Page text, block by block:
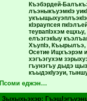
Къэбэрдей-
лъэныкъуэмкIэ
укъыщыхуэплъэкIэ
кIэраупсея
теувапIэхэм ещхьу,
елъэгэкIыу
ХъупIэ, Къырылъэ,
Осетие Ищхъэрэм
хэгъэгухэм
гъунэгъу дыдэ
къыдэкIуэуи,
Псоми еджэн…
Зыхыхьэхэр: